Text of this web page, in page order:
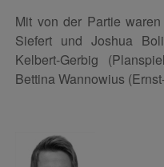
Mit von der Partie
Siefert und Joshua
Kelbert-Gerbig
Bettina Wannowius